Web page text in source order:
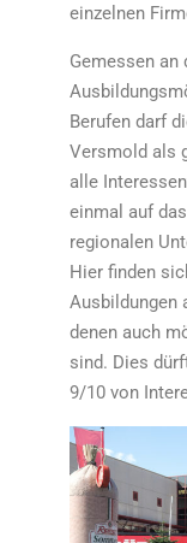
einzelnen
Gemessen an
Berufen darf
Versmold als
alle
einmal auf
regionalen
Hier finden
Ausbildungen
denen auch
sind. Dies
9/10 von